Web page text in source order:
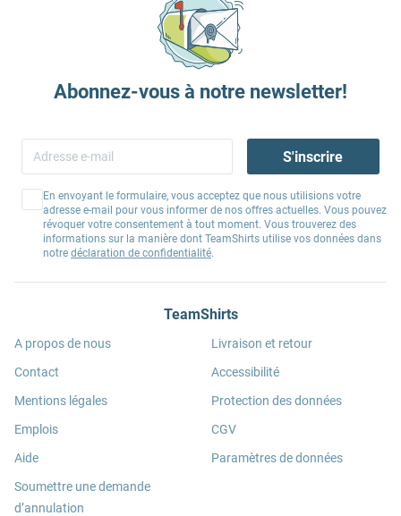
Abonnez-vous à notre newsletter!
S'inscrire
En envoyant le formulaire, vous acceptez que nous utilisions votre
adresse e-mail pour vous informer de nos offres actuelles. Vous pouvez
révoquer votre consentement à tout moment. Vous trouverez des
informations sur la manière dont TeamShirts utilise vos données dans
notre déclaration de confidentialité.
TeamShirts
A propos de nous
Contact
Mentions légales
Emplois
Aide
Soumettre une demande
d’annulation
Livraison et retour
Accessibilité
Protection des données
CGV
Paramètres de données